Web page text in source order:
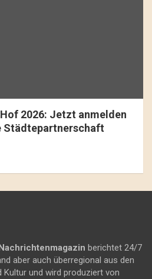
2026: Jetzt anmelden
Städtepartnerschaft
berichtet 24/7
aber auch überregional aus den
Kultur und wird produziert von